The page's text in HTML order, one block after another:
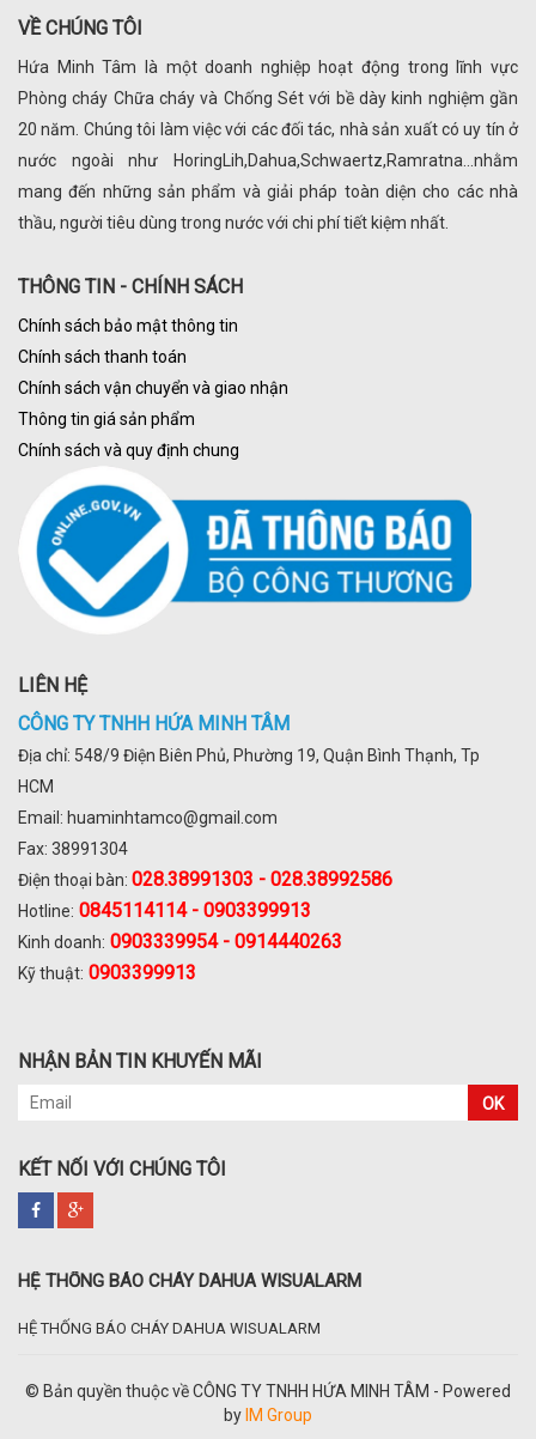
HỆ THỐNG BÁO CHÁY DAHUA WISUALARM
HỆ THỐNG BÁO CHÁY DAHUA WISUALARM
VỀ CHÚNG TÔI
Hứa Minh Tâm là một doanh nghiệp hoạt động trong lĩnh vực
Phòng cháy Chữa cháy và Chống Sét với bề dày kinh nghiệm gần
20 năm. Chúng tôi làm việc với các đối tác, nhà sản xuất có uy tín ở
nước ngoài như HoringLih,Dahua,Schwaertz,Ramratna...nhằm
mang đến những sản phẩm và giải pháp toàn diện cho các nhà
thầu, người tiêu dùng trong nước với chi phí tiết kiệm nhất.
THÔNG TIN - CHÍNH SÁCH
Chính sách bảo mật thông tin
Chính sách thanh toán
Chính sách vận chuyển và giao nhận
Thông tin giá sản phẩm
Chính sách và quy định chung
LIÊN HỆ
CÔNG TY TNHH HỨA MINH TÂM
Địa chỉ: 548/9 Điện Biên Phủ, Phường 19, Quận Bình Thạnh, Tp
HCM
Email: huaminhtamco@gmail.com
Fax: 38991304
Điện thoại bàn: 028.38991303 - 028.38992586
Hotline: 0845114114 - 0903399913
Kinh doanh: 0903339954 - 0914440263
Kỹ thuật: 0903399913
NHẬN BẢN TIN KHUYẾN MÃI
OK
KẾT NỐI VỚI CHÚNG TÔI
© Bản quyền thuộc về CÔNG TY TNHH HỨA MINH TÂM - Powered
by IM Group